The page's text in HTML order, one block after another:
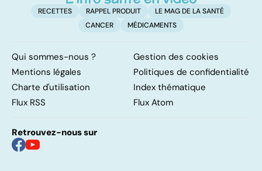
RECETTES RAPPEL PRODUIT
LE MAG DE LA SANTÉ
CANCER
MÉDICAMENTS
Qui sommes-nous ?
Gestion des cookies
Mentions légales
Politiques de confidentialité
Charte d'utilisation
Index thématique
Flux RSS
Flux Atom
Retrouvez-nous sur